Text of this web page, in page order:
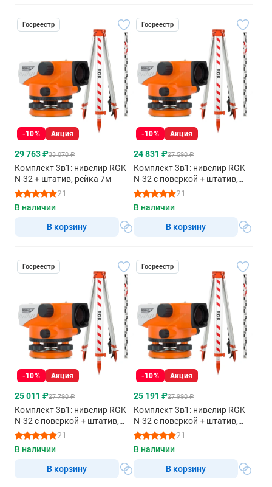
Госреестр
-10% Акция
29 763 ₽33 070 ₽
Комплект 3в1: нивелир RGK
N-32 + штатив, рейка 7м
21
В наличии
В корзину
Госреестр
-10% Акция
24 831 ₽27 590 ₽
Комплект 3в1: нивелир RGK
N-32 с поверкой + штатив,
рейка 3м
21
В наличии
В корзину
Госреестр
-10% Акция
25 011 ₽27 790 ₽
Комплект 3в1: нивелир RGK
N-32 с поверкой + штатив,
рейка 4м
21
В наличии
В корзину
Госреестр
-10% Акция
25 191 ₽27 990 ₽
Комплект 3в1: нивелир RGK
N-32 с поверкой + штатив,
рейка 5м
21
В наличии
В корзину